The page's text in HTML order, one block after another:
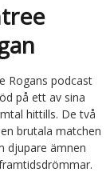
Rogans podcast
på ett av sina
hittills. De två
brutala matchen
djupare ämnen